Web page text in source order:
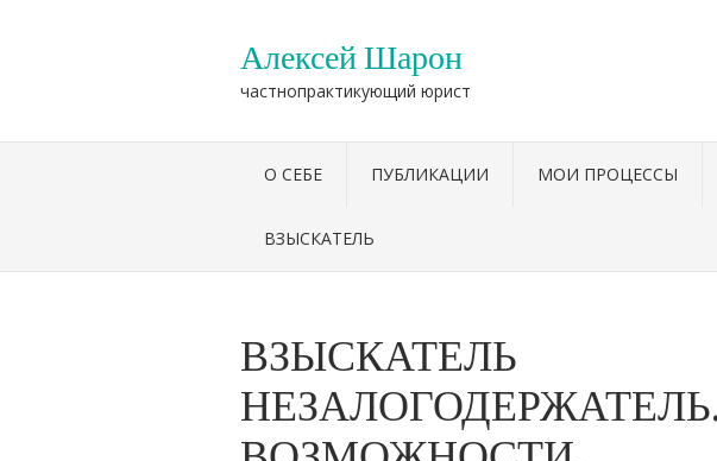
Алексей Шарон
частнопрактикующий юрист
О СЕБЕ ПУБЛИКАЦИИ МОИ ПРОЦЕССЫ
ВЗЫСКАТЕЛЬ
ВЗЫСКАТЕЛЬ